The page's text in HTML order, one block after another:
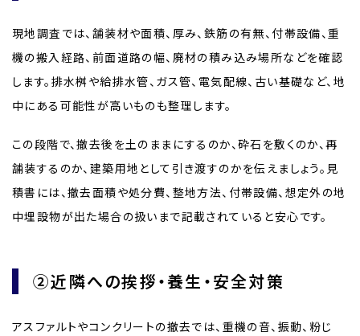
現地調査では、舗装材や面積、厚み、鉄筋の有無、付帯設備、重
機の搬入経路、前面道路の幅、廃材の積み込み場所などを確認
します。排水桝や給排水管、ガス管、電気配線、古い基礎など、地
中にある可能性が高いものも整理します。
この段階で、撤去後を土のままにするのか、砕石を敷くのか、再
舗装するのか、建築用地として引き渡すのかを伝えましょう。見
積書には、撤去面積や処分費、整地方法、付帯設備、想定外の地
中埋設物が出た場合の扱いまで記載されていると安心です。
②近隣への挨拶・養生・安全対策
アスファルトやコンクリートの撤去では、重機の音、振動、粉じ